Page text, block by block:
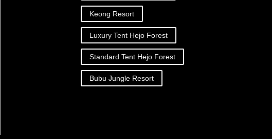
Keong Resort
Luxury Tent Hejo Forest
Standard Tent Hejo Forest
Bubu Jungle Resort